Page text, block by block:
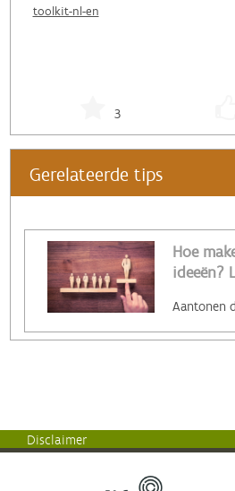
toolkit-nl-en
3
Gerelateerde tips
Hoe
ideeën?
Disclaimer